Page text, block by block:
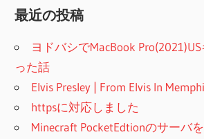
最近の投稿
ヨドバシでMacBook
った話
Elvis Presley | From Elvis In
httpsに対応しました
Minecraft PocketEdtionのサーバ